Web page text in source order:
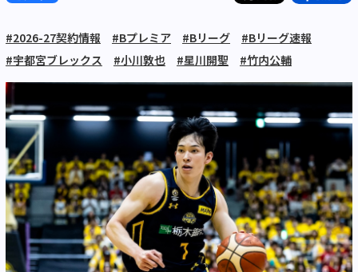
#2026-27契約情報 #Bプレミア #Bリーグ
#Bリーグ速報
#宇都宮ブレックス
#小川敦也 #星川開聖 #竹内公輔